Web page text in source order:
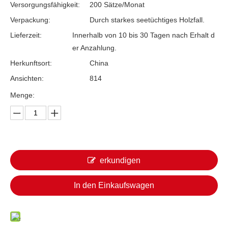
Versorgungsfähigkeit:
200 Sätze/Monat
Verpackung:
Durch starkes seetüchtiges Holzfall.
Lieferzeit:
Innerhalb von 10 bis 30 Tagen nach Erhalt d
er Anzahlung.
Herkunftsort:
China
Ansichten:
814
Menge:
erkundigen
In den Einkaufswagen